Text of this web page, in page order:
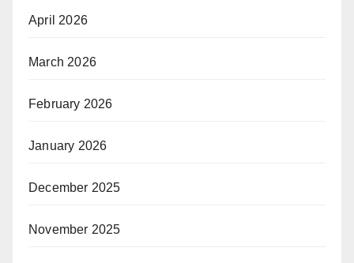
April 2026
March 2026
February 2026
January 2026
December 2025
November 2025